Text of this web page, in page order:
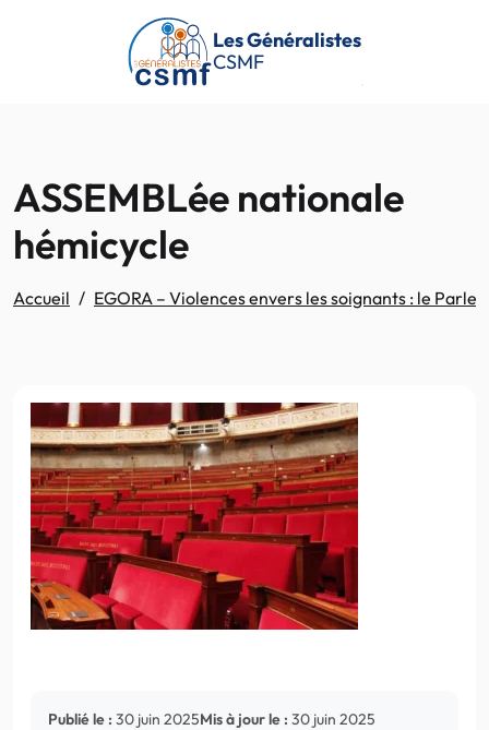
Passer au contenu principal
Les Généralistes
CSMF
ASSEMBLée nationale
hémicycle
Accueil EGORA – Violences envers les soignants : le
Publié le : 30 juin 2025Mis à jour le : 30 juin 2025